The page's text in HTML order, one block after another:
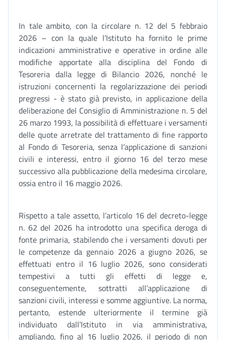
In tale ambito, con la circolare n. 12 del 5 febbraio
2026 – con la quale l’Istituto ha fornito le prime
indicazioni amministrative e operative in ordine alle
modifiche apportate alla disciplina del Fondo di
Tesoreria dalla legge di Bilancio 2026, nonché le
istruzioni concernenti la regolarizzazione dei periodi
pregressi - è stato già previsto, in applicazione della
deliberazione del Consiglio di Amministrazione n. 5 del
26 marzo 1993, la possibilità di effettuare i versamenti
delle quote arretrate del trattamento di fine rapporto
al Fondo di Tesoreria, senza l’applicazione di sanzioni
civili e interessi, entro il giorno 16 del terzo mese
successivo alla pubblicazione della medesima circolare,
ossia entro il 16 maggio 2026.
Rispetto a tale assetto, l’articolo 16 del decreto-legge
n. 62 del 2026 ha introdotto una specifica deroga di
fonte primaria, stabilendo che i versamenti dovuti per
le competenze da gennaio 2026 a giugno 2026, se
effettuati entro il 16 luglio 2026, sono considerati
tempestivi a tutti gli effetti di legge e,
conseguentemente, sottratti all’applicazione di
sanzioni civili, interessi e somme aggiuntive. La norma,
pertanto, estende ulteriormente il termine già
individuato dall’Istituto in via amministrativa,
ampliando, fino al 16 luglio 2026, il periodo di non